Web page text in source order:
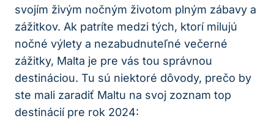
svojím živým nočným životom plným zábavy a
zážitkov. Ak patríte medzi tých, ktorí milujú
nočné výlety a nezabudnuteľné večerné
zážitky, Malta je pre vás tou správnou
destináciou. Tu sú niektoré dôvody, prečo by
ste mali zaradiť Maltu na svoj zoznam top
destinácií pre rok 2024: